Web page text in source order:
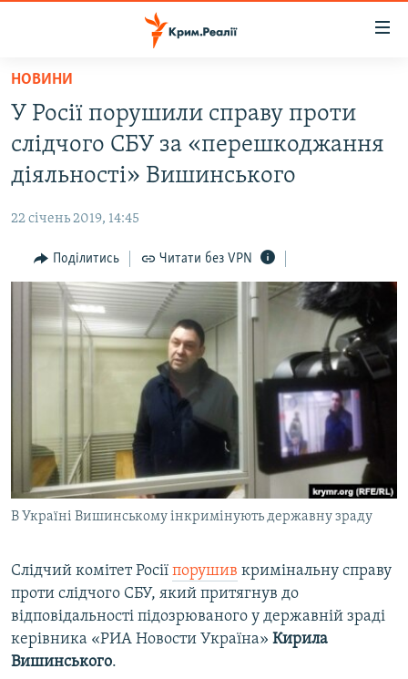
Перейти
основного
матеріалу
Перейти
до
основної
Перейти
до
ВІДЕО ТА ФОТО
БЛОГИ
ПОГЛЯД
ІНТЕРВ'Ю
ВСЕ ЗА ДЕНЬ
СПЕЦПРОЕКТИ
ВІДЕОУРОКИ «ELIFBE»
СВІДЧЕННЯ ОКУПАЦІЇ
УКРАЇНСЬКА ПРОБЛЕМА КРИМУ
ІНФОГРАФІКА
ЯК ОБІЙТИ БЛОКУВАННЯ
Русский
Qırımtatar
ДОЛУЧАЙСЯ!
Усі сайти RFE/RL
НОВИНИ
У Росії порушили справу проти
слідчого СБУ за «перешкоджання
діяльності» Вишинського
22 січень 2019, 14:45
Поділитись Читати без VPN
В Україні Вишинському інкримінують державну зраду
Слідчий комітет Росії порушив кримінальну справу
проти слідчого СБУ, який притягнув до
відповідальності підозрюваного у державній зраді
керівника «РИА Новости Україна» Кирила
Вишинського.